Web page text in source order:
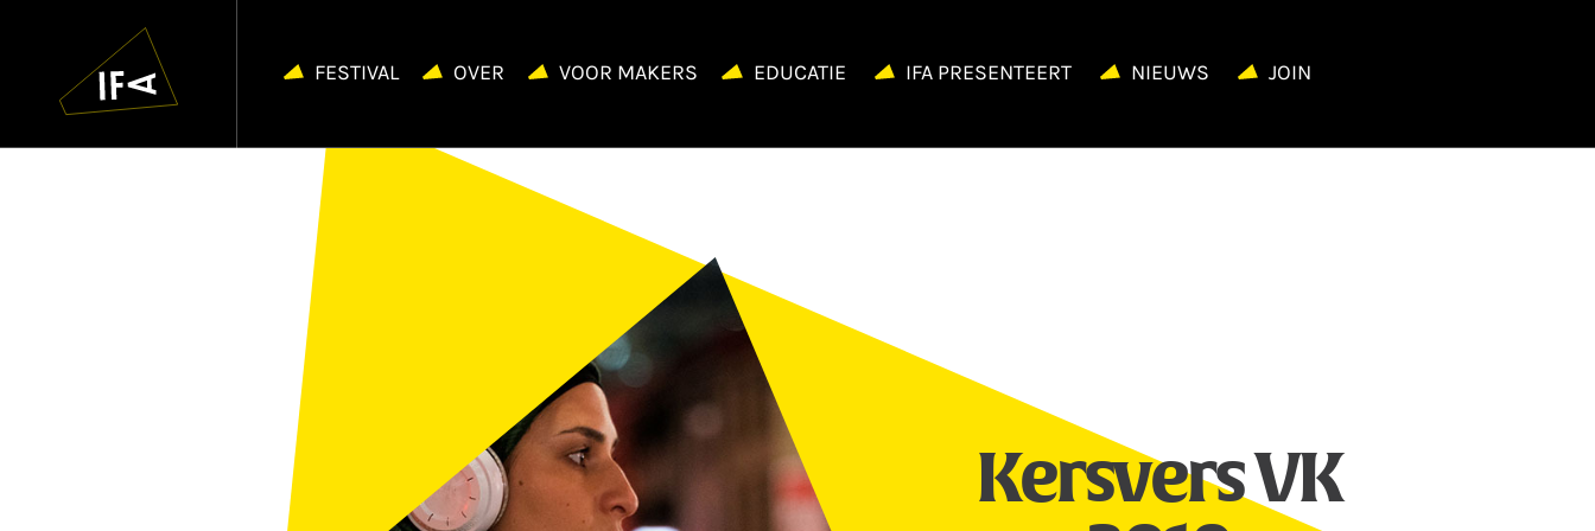
Navigatie
overslaan
FESTIVAL OVER VOOR MAKERS EDUCATIE IFA PRESENTEERT NIEUWS JOIN
Kersvers VK